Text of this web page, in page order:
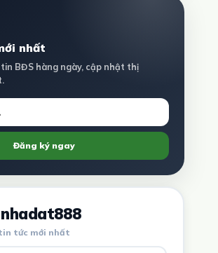
nhất
BĐS hàng ngày, cập nhật thị
Đăng ký ngay
tức mới nhất